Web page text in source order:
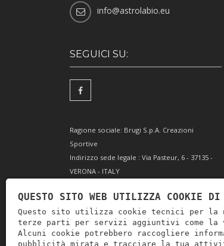
info@astrolabio.eu
SEGUICI SU:
Ragione sociale: Brugi S.p.A. Creazioni
Sportive
Indirizzo sede legale : Via Pasteur, 6 - 37135 -
VERONA - ITALY
Codice Fiscale e Iscrizione Reg. Impr. Verona
0051416 024 1
REA 166179 Verona -Cap. Soc. € 10.000.000 i.v. -
Posiz. meccanogr. VR 002505
QUESTO SITO WEB UTILIZZA COOKIE
Questo sito utilizza cookie tecnici per la
terze parti per servizi aggiuntivi come la
Alcuni cookie potrebbero raccogliere
pubblicità mirata e tracciare la tua